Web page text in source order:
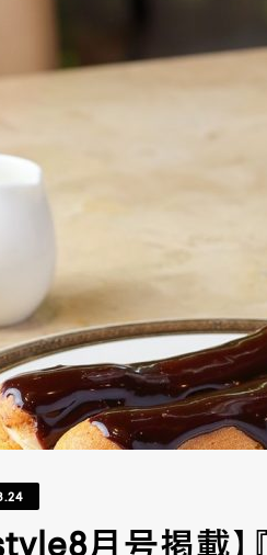
style8月号掲載】